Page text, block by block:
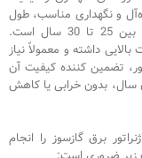
و نگهداری مناسب، طول
عمر معمول برای ژنراتورهای برق گازسوز استندبای بین 25 تا 30 سال است.
داشته و معمولاً نیاز
تضمین کننده کیفیت آن
سال، بدون خرابی یا کاهش
برق گازسوز را انجام